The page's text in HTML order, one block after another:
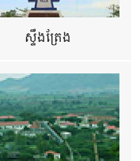
ស្ទឹងត្រែង